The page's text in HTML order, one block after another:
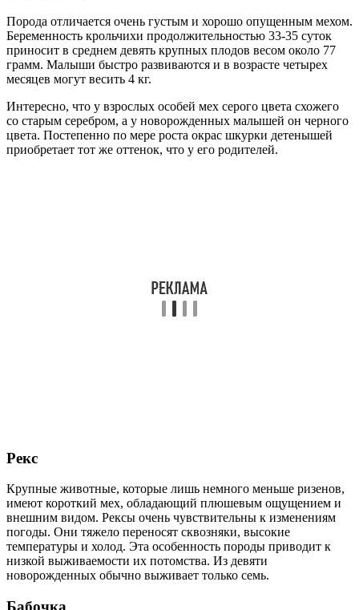
Порода отличается очень густым и хорошо опущенным мехом.
Беременность крольчихи продолжительностью 33-35 суток
приносит в среднем девять крупных плодов весом около 77
грамм. Малыши быстро развиваются и в возрасте четырех
месяцев могут весить 4 кг.
Интересно, что у взрослых особей мех серого цвета схожего
со старым серебром, а у новорожденных малышей он черного
цвета. Постепенно по мере роста окрас шкурки детенышей
приобретает тот же оттенок, что у его родителей.
Рекс
Крупные животные, которые лишь немного меньше ризенов,
имеют короткий мех, обладающий плюшевым ощущением и
внешним видом. Рексы очень чувствительны к изменениям
погоды. Они тяжело переносят сквозняки, высокие
температуры и холод. Эта особенность породы приводит к
низкой выживаемости их потомства. Из девяти
новорожденных обычно выживает только семь.
Бабочка